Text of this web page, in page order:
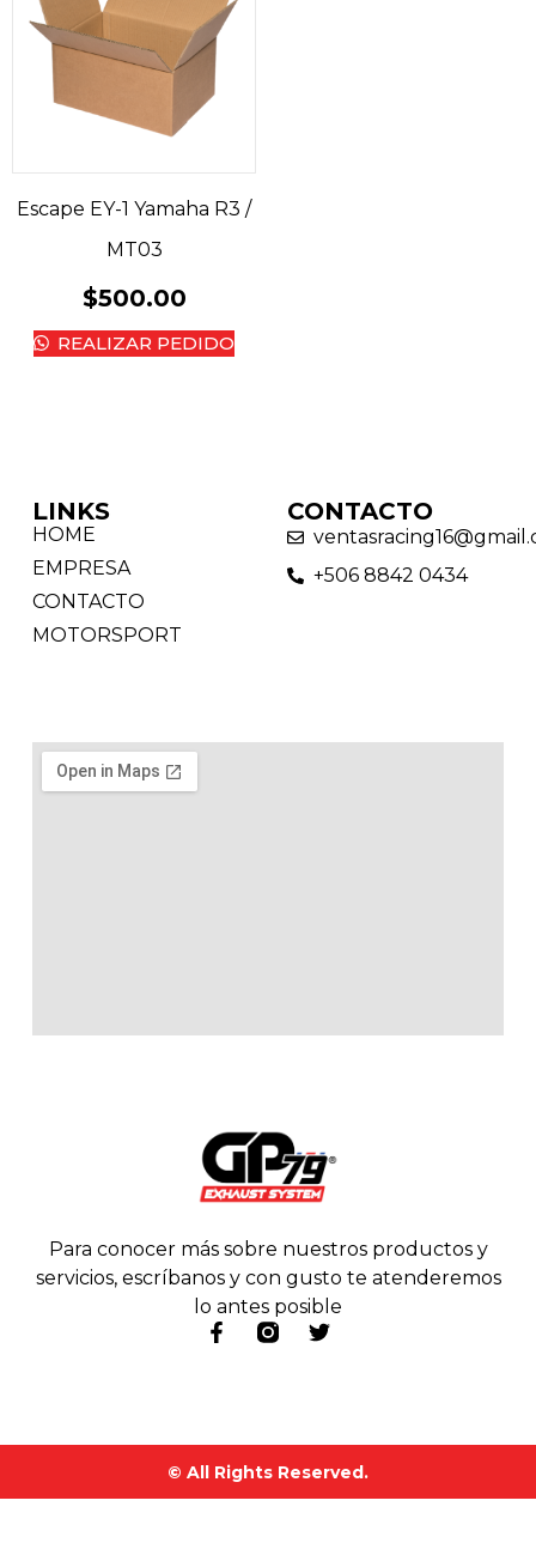
Escape EY-1 Yamaha R3 /
MT03
$500.00
REALIZAR PEDIDO
Para conocer más sobre nuestros productos y
servicios, escríbanos y con gusto te atenderemos
lo antes posible
LINKS
HOME
EMPRESA
CONTACTO
MOTORSPORT
CONTACTO
+506 8842 0434
© All Rights Reserved.